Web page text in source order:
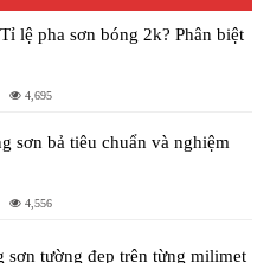
lệ pha sơn bóng 2k? Phân biệt
4,695
sơn bả tiêu chuẩn và nghiệm
4,556
sơn tường đẹp trên từng milimet